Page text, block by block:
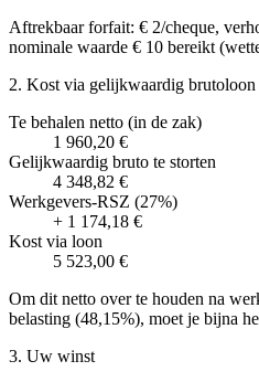
Aftrekbaar forfait: € 2/cheque,
nominale waarde € 10 bereikt
2. Kost via gelijkwaardig brutoloon
Te behalen netto (in de zak)
1 960,20 €
Gelijkwaardig bruto te storten
4 348,82 €
Werkgevers-RSZ (27%)
+ 1 174,18 €
Kost via loon
5 523,00 €
Om dit netto over te houden na
belasting (48,15%), moet je bijna
3. Uw winst